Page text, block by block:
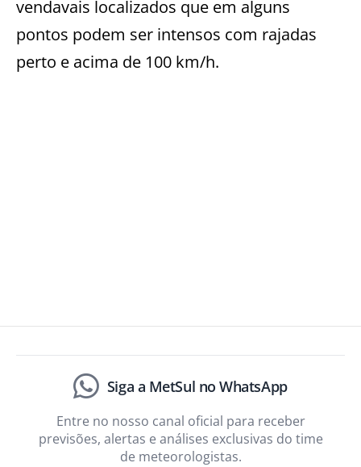
vendavais localizados que em alguns
pontos podem ser intensos com rajadas
perto e acima de 100 km/h.
Siga a MetSul no WhatsApp
Entre no nosso canal oficial para receber
previsões, alertas e análises exclusivas do time
de meteorologistas.